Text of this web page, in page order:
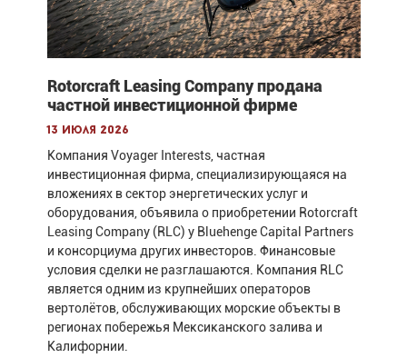
Rotorcraft Leasing Company продана
частной инвестиционной фирме
13 июля 2026
Компания Voyager Interests, частная
инвестиционная фирма, специализирующаяся на
вложениях в сектор энергетических услуг и
оборудования, объявила о приобретении Rotorcraft
Leasing Company (RLC) у Bluehenge Capital Partners
и консорциума других инвесторов. Финансовые
условия сделки не разглашаются. Компания RLC
является одним из крупнейших операторов
вертолётов, обслуживающих морские объекты в
регионах побережья Мексиканского залива и
Калифорнии.